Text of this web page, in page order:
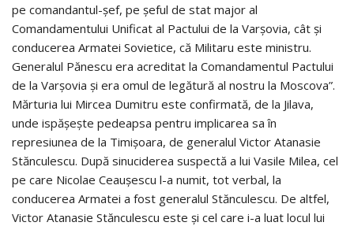
pe comandantul-şef, pe şeful de stat major al
Comandamentului Unificat al Pactului de la Varşovia, cât şi
conducerea Armatei Sovietice, că Militaru este ministru.
Generalul Pănescu era acreditat la Comandamentul Pactului
de la Varşovia şi era omul de legătură al nostru la Moscova”.
Mărturia lui Mircea Dumitru este confirmată, de la Jilava,
unde ispăşeşte pedeapsa pentru implicarea sa în
represiunea de la Timişoara, de generalul Victor Atanasie
Stănculescu. După sinuciderea suspectă a lui Vasile Milea, cel
pe care Nicolae Ceauşescu l-a numit, tot verbal, la
conducerea Armatei a fost generalul Stănculescu. De alt­fel,
Victor Atanasie Stănculescu este şi cel care i-a luat locul lui